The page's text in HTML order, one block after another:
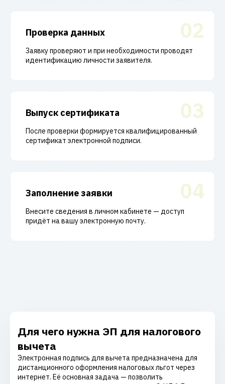
02
Проверка данных
Заявку проверяют и при необходимости проводят
идентификацию личности заявителя.
03
Выпуск сертификата
После проверки формируется квалифицированный
сертификат электронной подписи.
04
Заполнение заявки
Внесите сведения в личном кабинете — доступ
придёт на вашу электронную почту.
Для чего нужна ЭП для налогового
вычета
Электронная подпись для вычета предназначена для
дистанционного оформления налоговых льгот через
интернет. Её основная задача — позволить